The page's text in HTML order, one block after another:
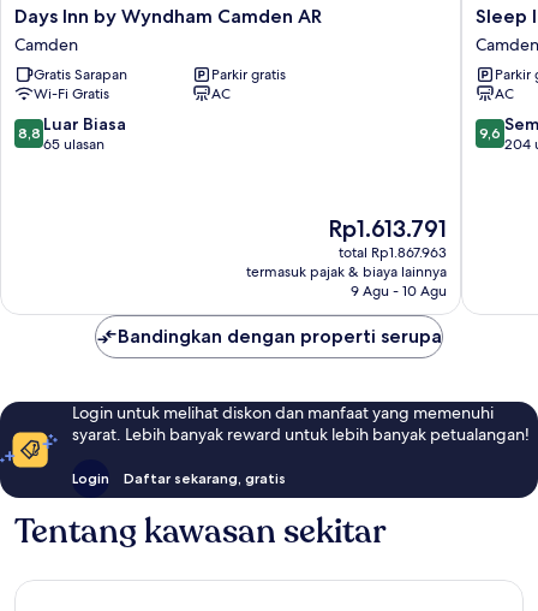
Days
Inn
by
Wyndham
Camden
AR
Camden
Days Inn by Wyndham Camden AR
Camden
Gratis Sarapan
Parkir gratis
Wi-Fi Gratis
AC
8.8
dari
8,8 Luar Biasa
65 ulasan
Harga
sekarang
Rp1.613.791
Rp1.613.791
total Rp1.867.963
termasuk pajak & biaya lainnya
9 Agu - 10 Agu
Sleep
Inn
East
Camden
Camden
Sleep
Camden
Parkir
AC
9.6
dari
9,6
204
Bandingkan dengan properti serupa
Login untuk melihat diskon dan manfaat yang memenuhi
syarat. Lebih banyak reward untuk lebih banyak petualangan!
Login Daftar sekarang, gratis
Tentang kawasan sekitar